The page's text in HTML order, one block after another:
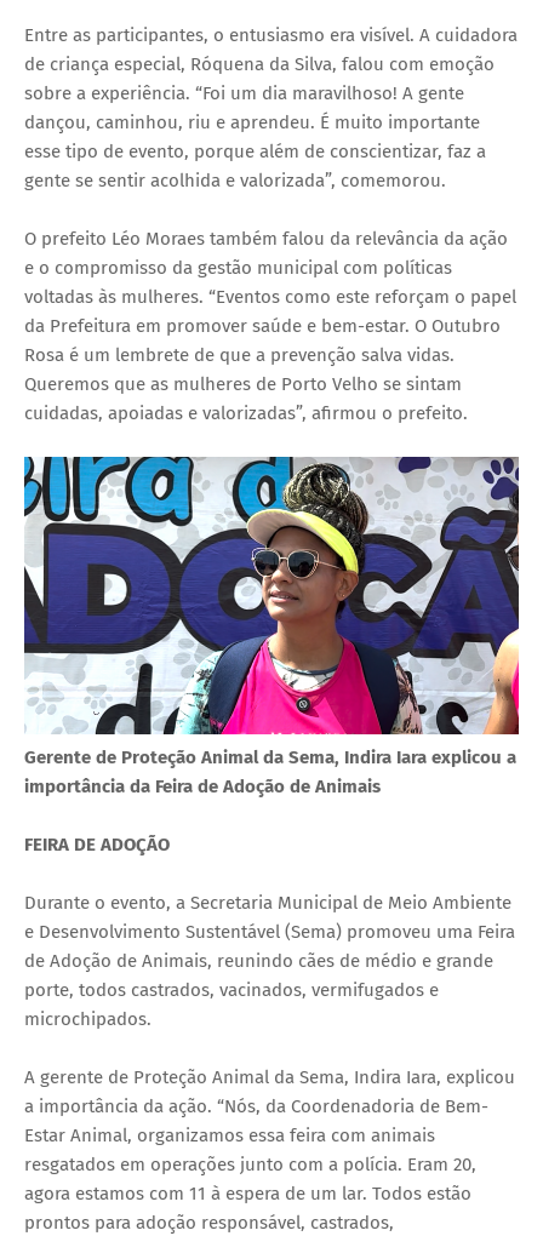
Entre as participantes, o entusiasmo era visível. A cuidadora
de criança especial, Róquena da Silva, falou com emoção
sobre a experiência. “Foi um dia maravilhoso! A gente
dançou, caminhou, riu e aprendeu. É muito importante
esse tipo de evento, porque além de conscientizar, faz a
gente se sentir acolhida e valorizada”, comemorou.
O prefeito Léo Moraes também falou da relevância da ação
e o compromisso da gestão municipal com políticas
voltadas às mulheres. “Eventos como este reforçam o papel
da Prefeitura em promover saúde e bem-estar. O Outubro
Rosa é um lembrete de que a prevenção salva vidas.
Queremos que as mulheres de Porto Velho se sintam
cuidadas, apoiadas e valorizadas”, afirmou o prefeito.
Gerente de Proteção Animal da Sema, Indira Iara explicou a
importância da Feira de Adoção de Animais
FEIRA DE ADOÇÃO
Durante o evento, a Secretaria Municipal de Meio Ambiente
e Desenvolvimento Sustentável (Sema) promoveu uma Feira
de Adoção de Animais, reunindo cães de médio e grande
porte, todos castrados, vacinados, vermifugados e
microchipados.
A gerente de Proteção Animal da Sema, Indira Iara, explicou
a importância da ação. “Nós, da Coordenadoria de Bem-
Estar Animal, organizamos essa feira com animais
resgatados em operações junto com a polícia. Eram 20,
agora estamos com 11 à espera de um lar. Todos estão
prontos para adoção responsável, castrados,